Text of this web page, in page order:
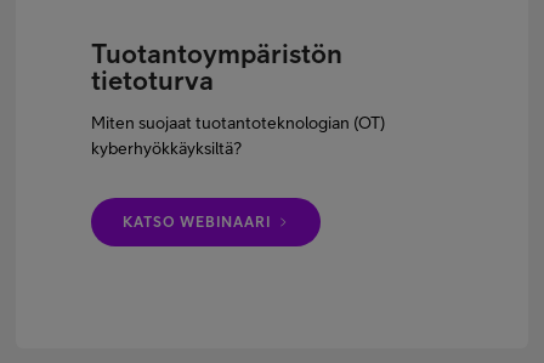
Tuotantoympäristön
tietoturva
Miten suojaat tuotantoteknologian (OT)
kyberhyökkäyksiltä?
KATSO WEBINAARI